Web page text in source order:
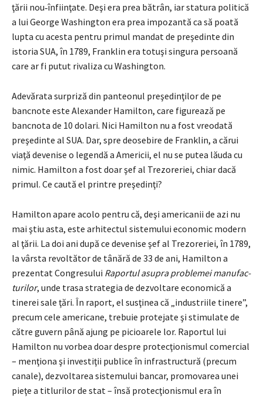
ţării nou‑înfiinţate. Deşi era prea bătrân, iar statura politică
a lui George Washington era prea impozantă ca să poată
lupta cu acesta pentru primul mandat de preşedinte din
istoria SUA, în 1789, Franklin era totuşi singura persoană
care ar fi putut rivaliza cu Washington.
Adevărata surpriză din panteonul preşedinţilor de pe
bancnote este Alexan­der Hamilton, care figurează pe
bancnota de 10 dolari. Nici Hamilton nu a fost vreodată
preşedinte al SUA. Dar, spre deosebire de Franklin, a cărui
viaţă devenise o legendă a Americii, el nu se putea lăuda cu
nimic. Hamilton a fost doar şef al Trezoreriei, chiar dacă
primul. Ce caută el printre preşedinţi?
Hamilton apare acolo pentru că, deşi americanii de azi nu
mai ştiu asta, este arhitectul sistemului economic modern
al ţării. La doi ani după ce devenise şef al Trezoreriei, în 1789,
la vârsta revoltător de tânără de 33 de ani, Hamilton a
prezentat Congresului Raportul asupra problemei manufac­
turilor, unde trasa strategia de dezvoltare economică a
tinerei sale ţări. În raport, el susţinea că „industriile tinere”,
precum cele americane, trebuie protejate şi stimulate de
către guvern până ajung pe picioarele lor. Raportul lui
Hamilton nu vorbea doar despre protecţionismul comercial
– menţiona şi investiţii publice în infrastructură (precum
canale), dezvoltarea sistemului bancar, promovarea unei
pieţe a titlurilor de stat – însă protec­ţio­nismul era în